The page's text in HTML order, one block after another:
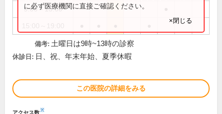
9:00～13:00
に必ず医療機関に直接ご確認ください。
×閉じる
備考: 土曜日は9時~13時の診察
休診日: 日、祝、年末年始、夏季休暇
この医院の詳細をみる
アクセス数※